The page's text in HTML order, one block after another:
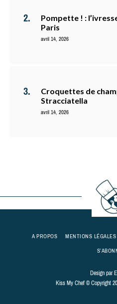
Pompette ! :
Paris
avril 14, 2026
Croquettes de
Stracciatella
avril 14, 2026
A PROPOS MENTIONS LÉGALES
Design par
Kiss My Chef © Copyright